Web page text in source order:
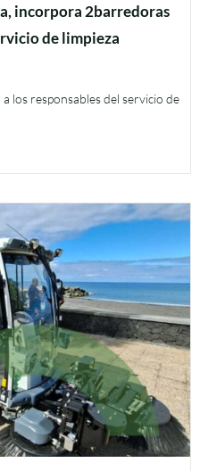
incorpora 2barredoras
de limpieza
los responsables del servicio de